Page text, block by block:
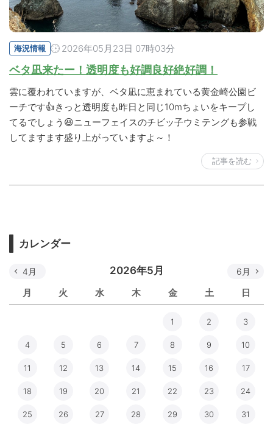
海況情報 2026年05月23日 07時03分
ベタ凪来たー！透明度も好調良好絶好調！
雲に覆われていますが、ベタ凪に恵まれている黄金崎公園ビ
ーチです👍きっと透明度も昨日と同じ10mちょいをキープし
てるでしょう😆ニューフェイスのチビッ子ウミテングも参戦
してますます盛り上がっていますよ～！
記事を読む
カレンダー
2026年5月
月 火 水 木 金 土 日
4月 6月
1 2 3
4 5 6 7 8 9 10
11 12 13 14 15 16 17
18 19 20 21 22 23 24
25 26 27 28 29 30 31